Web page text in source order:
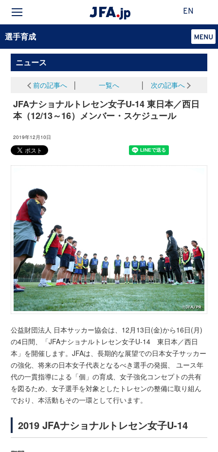
EN
選手育成
ニュース
前の記事へ 一覧へ 次の記事へ
JFAナショナルトレセン女子U-14 東日本／西日
本（12/13～16）メンバー・スケジュール
2019年12月10日
公益財団法人 日本サッカー協会は、12月13日(金)から16日(月)
の4日間、「JFAナショナルトレセン女子U-14 東日本／西日
本」を開催します。JFAは、長期的な展望での日本女子サッカー
の強化、将来の日本女子代表となるべき選手の発掘、 ユース年
代の一貫指導による「個」の育成、女子強化コンセプトの共有
を図るため、女子選手を対象としたトレセンの整備に取り組ん
でおり、本活動もその一環として行います。
2019 JFAナショナルトレセン女子U-14